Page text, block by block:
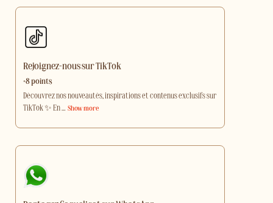
Rejoignez-nous sur TikTok
+8 points
Découvrez nos nouveautés, inspirations et contenus exclusifs sur
TikTok ✨ En… Show more